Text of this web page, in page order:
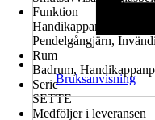
Funktion
Handikappanpassad
Pendelgångjärn,
Rum
Badrum,
Serie
SETTE
Medföljer i leveransen
Bruksanvisning